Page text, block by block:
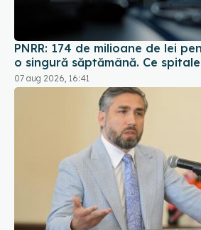
PNRR: 174 de milioane de lei
o singură săptămână. Ce
07 aug 2026, 16:41